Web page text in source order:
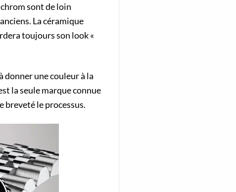
sont de loin
La céramique
toujours son look «
donner une couleur à la
la seule marque connue
breveté le processus.